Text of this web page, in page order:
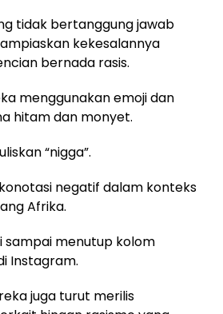
tidak bertanggung jawab
kekesalannya
bernada rasis.
menggunakan emoji dan
hitam dan monyet.
“nigga”.
negatif dalam konteks
Afrika.
sampai menutup kolom
Instagram.
juga turut merilis